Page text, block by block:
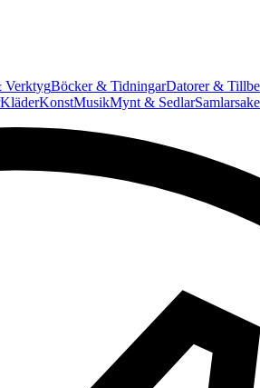
VerktygBöcker & TidningarDatorer &
KläderKonstMusikMynt & Sedlar